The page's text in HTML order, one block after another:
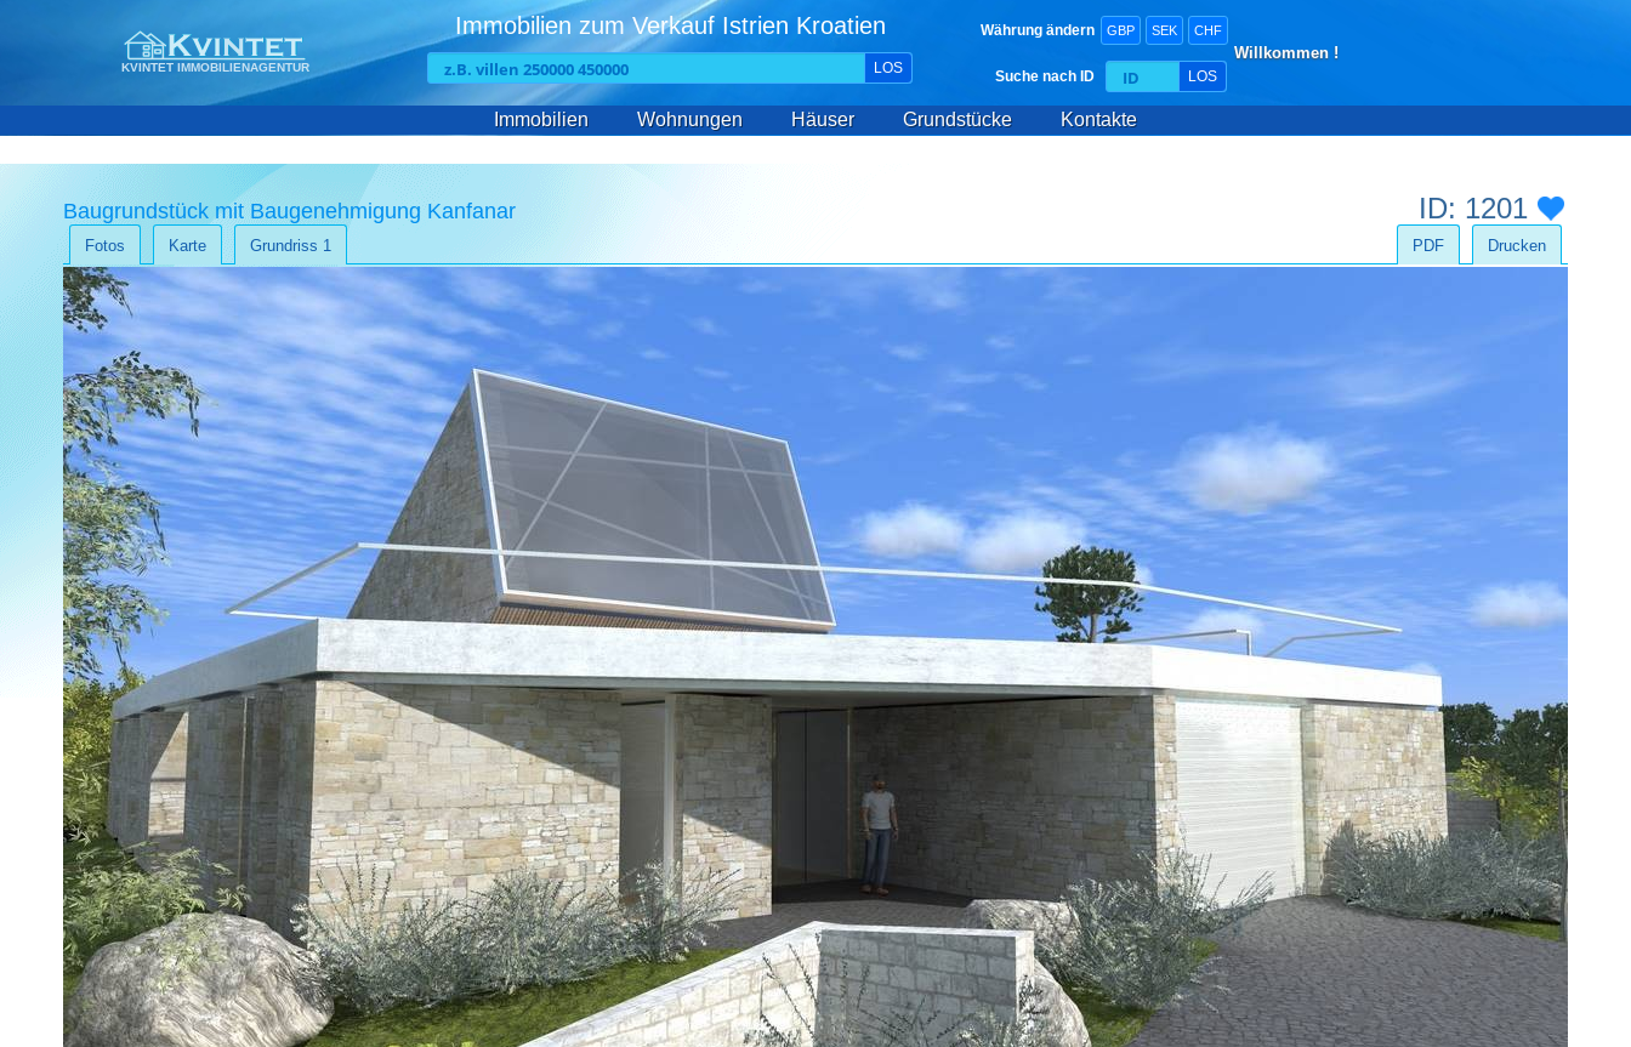
KVINTET IMMOBILIENAGENTUR
Immobilien zum Verkauf Istrien Kroatien
LOS
Währung ändern GBP SEK CHF
Suche nach ID LOS
Willkommen !
Immobilien Wohnungen Häuser Grundstücke Kontakte
Baugrundstück mit Baugenehmigung Kanfanar ID: 1201
Fotos Karte Grundriss 1 Drucken
PDF